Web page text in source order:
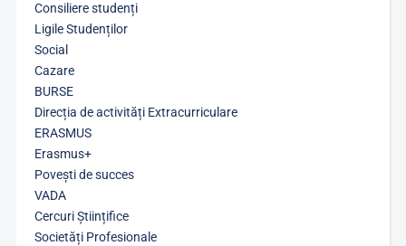
Consiliere studenți
Ligile Studenților
Social
Cazare
BURSE
Direcția de activități Extracurriculare
ERASMUS
Erasmus+
Povești de succes
VADA
Cercuri Științifice
Societăți Profesionale